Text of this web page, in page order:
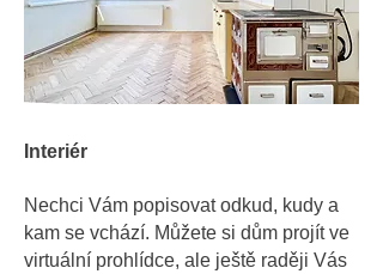
Interiér
Nechci Vám popisovat odkud, kudy a
kam se vchází. Můžete si dům projít ve
virtuální prohlídce, ale ještě raději Vás